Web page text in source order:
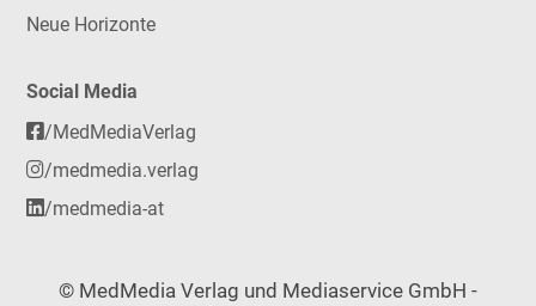
Neue Horizonte
Social Media
/MedMediaVerlag
/medmedia.verlag
/medmedia-at
© MedMedia Verlag und Mediaservice GmbH -